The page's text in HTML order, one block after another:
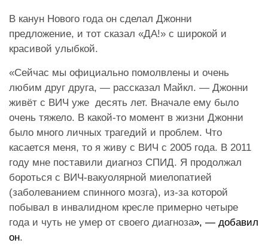
В канун Нового года он сделал Джонни
предложение, и тот сказал «ДА!» с широкой и
красивой улыбкой.
«Сейчас мы официально помолвлены и очень
любим друг друга, — рассказал Майкл. — Джонни
живёт с ВИЧ уже десять лет. Вначале ему было
очень тяжело. В какой-то момент в жизни Джонни
было много личных трагедий и проблем. Что
касается меня, то я живу с ВИЧ с 2005 года. В 2011
году мне поставили диагноз СПИД. Я продолжал
бороться с ВИЧ-вакуолярной миелопатией
(заболеванием спинного мозга), из-за которой
побывал в инвалидном кресле примерно четыре
года и чуть не умер от своего диагноза», — добавил
он.